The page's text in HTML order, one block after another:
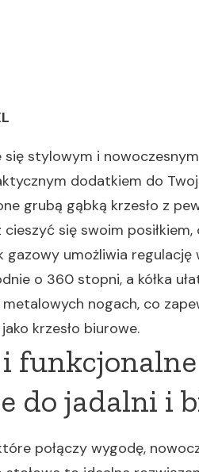
stylowym i
dodatkiem do
grubą gąbką krzesło z
cieszyć się swoim
gazowy umożliwia
o 360 stopni, a kółka
nogach, co
krzesło biurowe.
funkcjonalne
do jadalni i
połączy wygodę,